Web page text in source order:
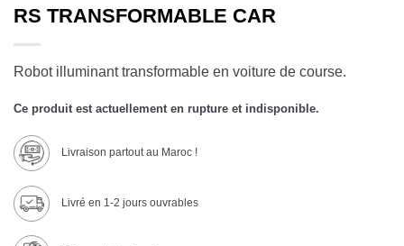
RS TRANSFORMABLE CAR
Robot illuminant transformable en voiture de course.
Ce produit est actuellement en rupture et indisponible.
Livraison partout au Maroc !
Livré en 1-2 jours ouvrables